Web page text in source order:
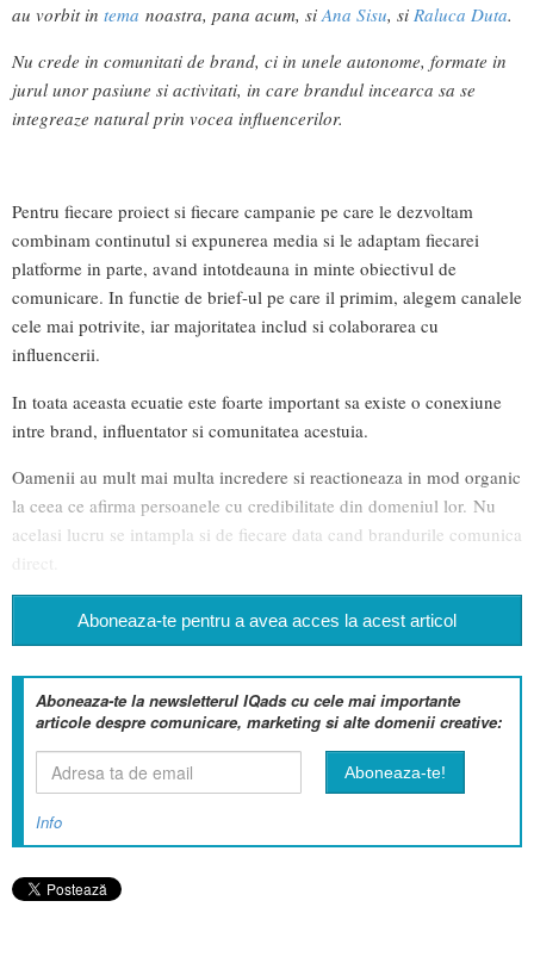
au vorbit in tema noastra, pana acum, siAna Sisu, si Raluca Duta.
Nu crede in comunitati de brand, ci in unele autonome, formate in
jurul unor pasiune si activitati, in care brandul incearca sa se
integreaze natural prin vocea influencerilor.
Pentru fiecare proiect si fiecare campanie pe care le dezvoltam
combinam continutul si expunerea media si le adaptam fiecarei
platforme in parte, avand intotdeauna in minte obiectivul de
comunicare. In functie de brief-ul pe care il primim, alegem canalele
cele mai potrivite, iar majoritatea includ si colaborarea cu
influencerii.
In toata aceasta ecuatie este foarte important sa existe o conexiune
intre brand, influentator si comunitatea acestuia.
Oamenii au mult mai multa incredere si reactioneaza in mod organic
la ceea ce afirma persoanele cu credibilitate din domeniul lor. Nu
acelasi lucru se intampla si de fiecare data cand brandurile comunica
direct.
Aboneaza-te pentru a avea acces la acest articol
Aboneaza-te la newsletterul IQads cu cele mai importante
articole despre comunicare, marketing si alte domenii creative:
Info